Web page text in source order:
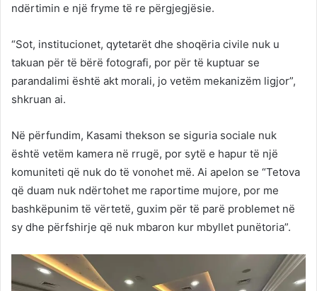
ndërtimin e një fryme të re përgjegjësie.
“Sot, institucionet, qytetarët dhe shoqëria civile nuk u
takuan për të bërë fotografi, por për të kuptuar se
parandalimi është akt morali, jo vetëm mekanizëm ligjor”,
shkruan ai.
Në përfundim, Kasami thekson se siguria sociale nuk
është vetëm kamera në rrugë, por sytë e hapur të një
komuniteti që nuk do të vonohet më. Ai apelon se “Tetova
që duam nuk ndërtohet me raportime mujore, por me
bashkëpunim të vërtetë, guxim për të parë problemet në
sy dhe përfshirje që nuk mbaron kur mbyllet punëtoria”.